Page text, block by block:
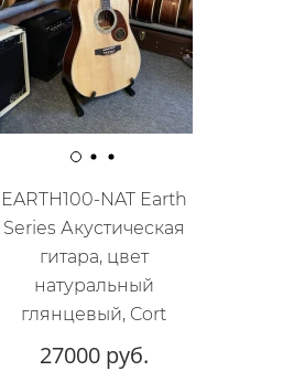
EARTH100-NAT Earth
Series Акустическая
гитара, цвет
натуральный
глянцевый, Cort
27000 руб.